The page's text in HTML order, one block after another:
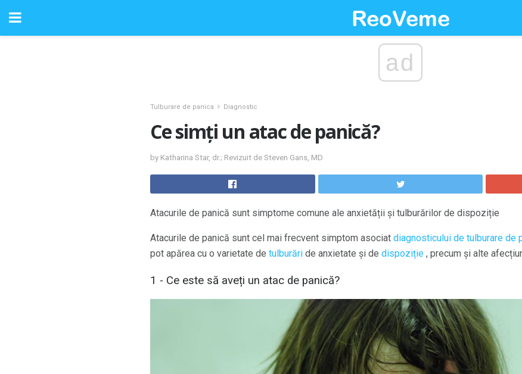
ad
Tulburare de panica Diagnostic
Ce simți un atac de panică?
by Katharina Star, dr.; Revizuit de Steven Gans, MD
Atacurile de panică sunt simptome comune ale anxietății și tulburărilor de dispoziție
Atacurile de panică sunt cel mai frecvent simptom asociat diagnosticului de tulburare de
pot apărea cu o varietate de tulburări de anxietate și de dispoziție , precum și alte
1 - Ce este să aveți un atac de panică?